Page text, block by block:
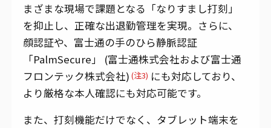
まざまな現場で課題となる「なりすまし打刻」
を抑止し、正確な出退勤管理を実現。さらに、
顔認証や、富士通の手のひら静脈認証
「PalmSecure」 (富士通株式会社および富士通
フロンテック株式会社) (注3) にも対応しており、
より厳格な本人確認にも対応可能です。
また、打刻機能だけでなく、タブレット端末を